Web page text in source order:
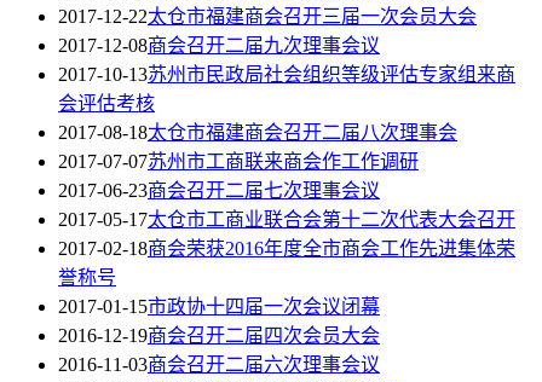
2017-12-22太仓市福建商会召开三届一次会员大会
2017-12-08商会召开二届九次理事会议
2017-10-13苏州市民政局社会组织等级评估专家组来商
会评估考核
2017-08-18太仓市福建商会召开二届八次理事会
2017-07-07苏州市工商联来商会作工作调研
2017-06-23商会召开二届七次理事会议
2017-05-17太仓市工商业联合会第十二次代表大会召开
2017-02-18商会荣获2016年度全市商会工作先进集体荣
誉称号
2017-01-15市政协十四届一次会议闭幕
2016-12-19商会召开二届四次会员大会
2016-11-03商会召开二届六次理事会议